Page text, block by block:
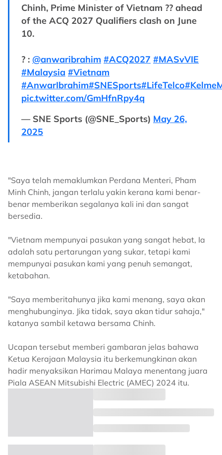
Chinh, Prime Minister of Vietnam ?? ahead
of the ACQ 2027 Qualifiers clash on June
10.
? : @anwaribrahim #ACQ2027 #MASvVIE
#Malaysia #Vietnam
#AnwarIbrahim#SNESports#LifeTelco
pic.twitter.com/GmHfnRpy4q
— SNE Sports (@SNE_Sports) May 26,
2025
"Saya telah memaklumkan Perdana Menteri, Pham
Minh Chinh, jangan terlalu yakin kerana kami benar-
benar memberikan segalanya kali ini dan sangat
bersedia.
"Vietnam mempunyai pasukan yang sangat hebat, Ia
adalah satu pertarungan yang sukar, tetapi kami
mempunyai pasukan kami yang penuh semangat,
ketabahan.
"Saya memberitahunya jika kami menang, saya akan
menghubunginya. Jika tidak, saya akan tidur sahaja,"
katanya sambil ketawa bersama Chinh.
Ucapan tersebut memberi gambaran jelas bahawa
Ketua Kerajaan Malaysia itu berkemungkinan akan
hadir menyaksikan Harimau Malaya menentang juara
Piala ASEAN Mitsubishi Electric (AMEC) 2024 itu.